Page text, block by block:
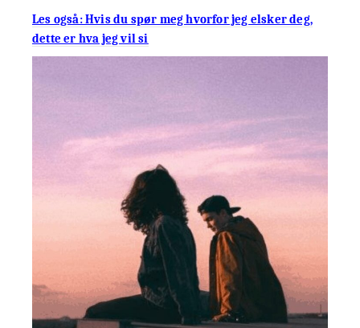
Les også: Hvis du spør meg hvorfor jeg elsker deg,
dette er hva jeg vil si